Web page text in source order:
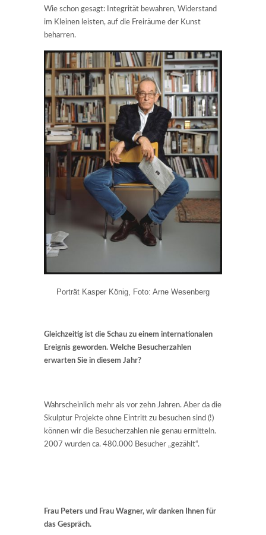
Wie schon gesagt: Integrität bewahren, Widerstand
im Kleinen leisten, auf die Freiräume der Kunst
beharren.
Porträt Kasper König, Foto: Arne Wesenberg
Gleichzeitig ist die Schau zu einem internationalen
Ereignis geworden. Welche Besucherzahlen
erwarten Sie in diesem Jahr?
Wahrscheinlich mehr als vor zehn Jahren. Aber da die
Skulptur Projekte ohne Eintritt zu besuchen sind (!)
können wir die Besucherzahlen nie genau ermitteln.
2007 wurden ca. 480.000 Besucher „gezählt“.
Frau Peters und Frau Wagner, wir danken Ihnen für
das Gespräch.